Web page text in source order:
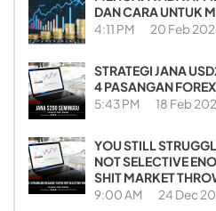
DAN CARA UNTUK
4:11 PM 20 Feb
STRATEGI JANA
4 PASANGAN
5:43 PM 18 Feb
YOU STILL
NOT SELECTIVE
SHIT MARKET
9:00 AM 24 Dec